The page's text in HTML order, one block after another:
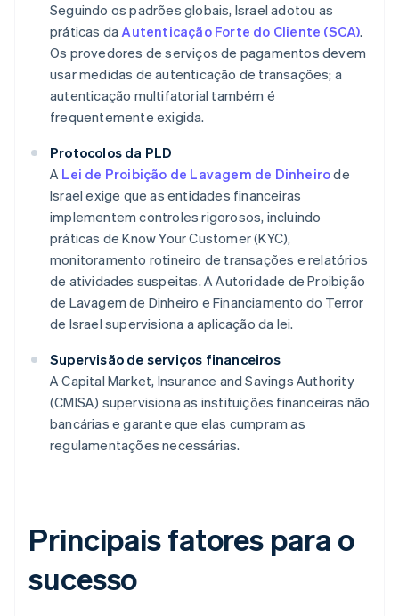
Seguindo os padrões globais, Israel adotou as
práticas daAutenticação Forte do Cliente (SCA).
Os provedores de serviços de pagamentos devem
usar medidas de autenticação de transações; a
autenticação multifatorial também é
frequentemente exigida.
Protocolos da PLD
A Lei de Proibição de Lavagem de Dinheirode
Israel exige que as entidades financeiras
implementem controles rigorosos, incluindo
práticas de Know Your Customer (KYC),
monitoramento rotineiro de transações e relatórios
de atividades suspeitas. A Autoridade de Proibição
de Lavagem de Dinheiro e Financiamento do Terror
de Israel supervisiona a aplicação da lei.
Supervisão de serviços financeiros
A Capital Market, Insurance and Savings Authority
(CMISA) supervisiona as instituições financeiras não
bancárias e garante que elas cumpram as
regulamentações necessárias.
Principais fatores para o
sucesso